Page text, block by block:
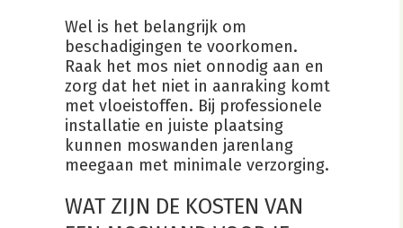
Wel is het belangrijk om
beschadigingen te voorkomen.
Raak het mos niet onnodig aan en
zorg dat het niet in aanraking komt
met vloeistoffen. Bij professionele
installatie en juiste plaatsing
kunnen moswanden jarenlang
meegaan met minimale verzorging.
WAT ZIJN DE KOSTEN VAN